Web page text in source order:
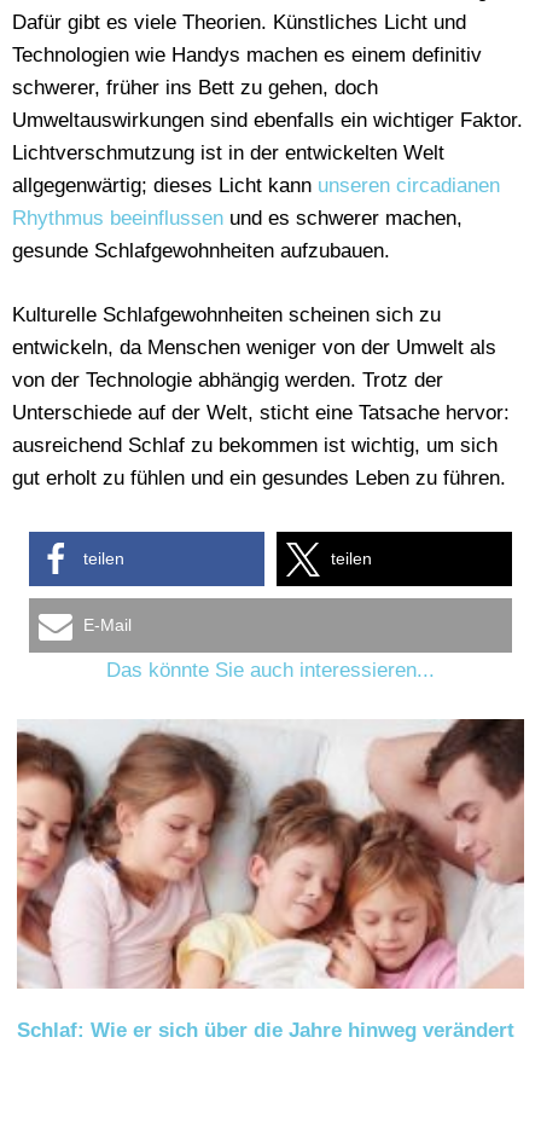
Dafür gibt es viele Theorien. Künstliches Licht und
Technologien wie Handys machen es einem definitiv
schwerer, früher ins Bett zu gehen, doch
Umweltauswirkungen sind ebenfalls ein wichtiger Faktor.
Lichtverschmutzung ist in der entwickelten Welt
allgegenwärtig; dieses Licht kann unseren circadianen
Rhythmus beeinflussen und es schwerer machen,
gesunde Schlafgewohnheiten aufzubauen.
Kulturelle Schlafgewohnheiten scheinen sich zu
entwickeln, da Menschen weniger von der Umwelt als
von der Technologie abhängig werden. Trotz der
Unterschiede auf der Welt, sticht eine Tatsache hervor:
ausreichend Schlaf zu bekommen ist wichtig, um sich
gut erholt zu fühlen und ein gesundes Leben zu führen.
teilen teilen
E-Mail
Das könnte Sie auch interessieren...
Schlaf: Wie er sich über die Jahre hinweg verändert